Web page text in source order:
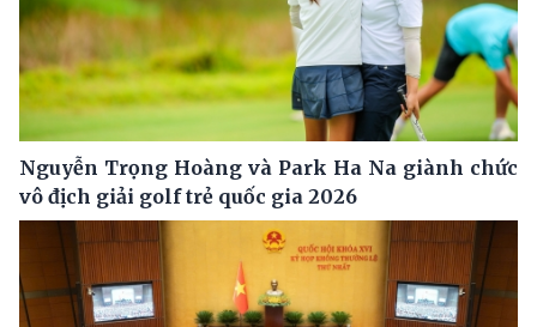
Nguyễn Trọng Hoàng và Park Ha Na giành chức
vô địch giải golf trẻ quốc gia 2026